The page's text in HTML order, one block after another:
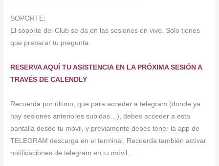
SOPORTE:
El soporte del Club se da en las sesiones en vivo. Sólo tienes
que preparar tu pregunta.
RESERVA AQUÍ TU ASISTENCIA EN LA PRÓXIMA SESIÓN A
TRAVÉS DE CALENDLY
Recuerda por último, que para acceder a telegram (donde ya
hay sesiones anteriores subidas…), debes acceder a esta
pantalla desde tu móvil, y previamente debes tener la app de
TELEGRAM descarga en el terminal. Recuerda también activar
notificaciones de telegram en tu móvil…